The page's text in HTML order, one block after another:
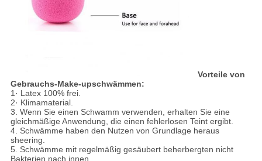
Vorteile von
Gebrauchs-Make-upschwämmen:
1· Latex 100% frei.
2· Klimamaterial.
3. Wenn Sie einen Schwamm verwenden, erhalten Sie eine
gleichmäßige Anwendung, die einen fehlerlosen Teint ergibt.
4. Schwämme haben den Nutzen von Grundlage heraus
sheering.
5. Schwämme mit regelmäßig gesäubert beherbergten nicht
Bakterien nach innen.